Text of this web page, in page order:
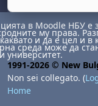
в Moodle НБУ е
му права.
и да е цел и в
среда може да
университет.
1991-2026 © New
Non sei collegato. (
Home